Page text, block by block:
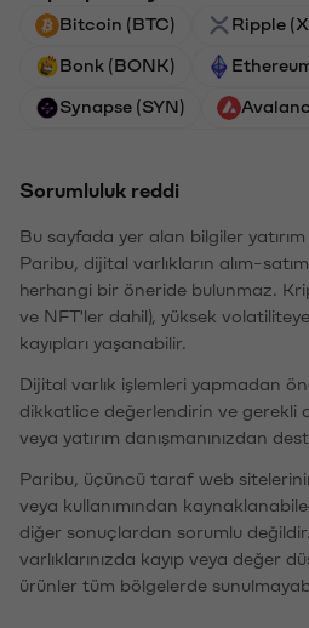
Bitcoin (BTC) Ripple
Bonk (BONK)
Synapse (SYN)
Sorumluluk reddi
Bu sayfada yer alan bilgiler
Paribu, dijital varlıkların alım-
herhangi bir öneride bulunmaz.
ve NFT'ler dahil), yüksek
kayıpları yaşanabilir.
Dijital varlık işlemleri yapmadan
dikkatlice değerlendirin ve gerekli
veya yatırım danışmanınızdan
Paribu, üçüncü taraf web
veya kullanımından
diğer sonuçlardan sorumlu değildir.
varlıklarınızda kayıp veya değer
ürünler tüm bölgelerde